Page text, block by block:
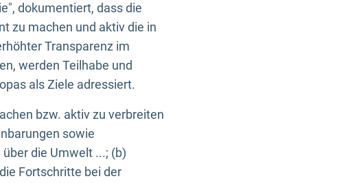
dokumentiert, dass die
zu machen und aktiv die in
Transparenz im
werden Teilhabe und
als Ziele adressiert.
bzw. aktiv zu verbreiten
sowie
die Umwelt ...; (b)
Fortschritte bei der